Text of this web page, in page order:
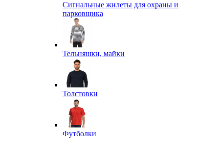
Сигнальные жилеты для охраны и
парковщика
Тельняшки, майки
Толстовки
Футболки